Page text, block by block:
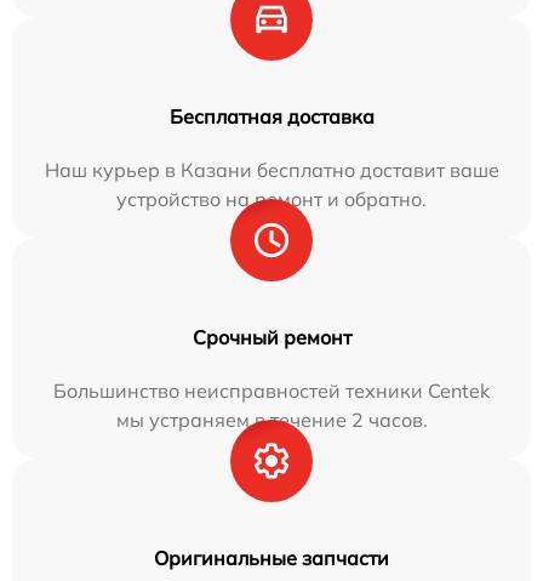
Бесплатная доставка
Наш курьер в Казани бесплатно доставит ваше
устройство на ремонт и обратно.
Срочный ремонт
Большинство неисправностей техники Centek
мы устраняем в течение 2 часов.
Оригинальные запчасти